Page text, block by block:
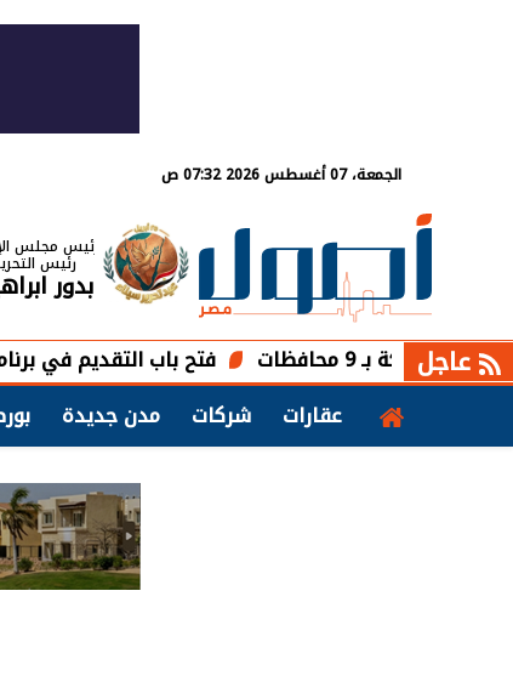
الجمعة، 07 أغسطس 2026 07:32 ص
رئيس مجلس
رئيس
بدور
عاجل
فتح باب التقديم في برنامج التعلم
عقارات
شركات مدن جديدة